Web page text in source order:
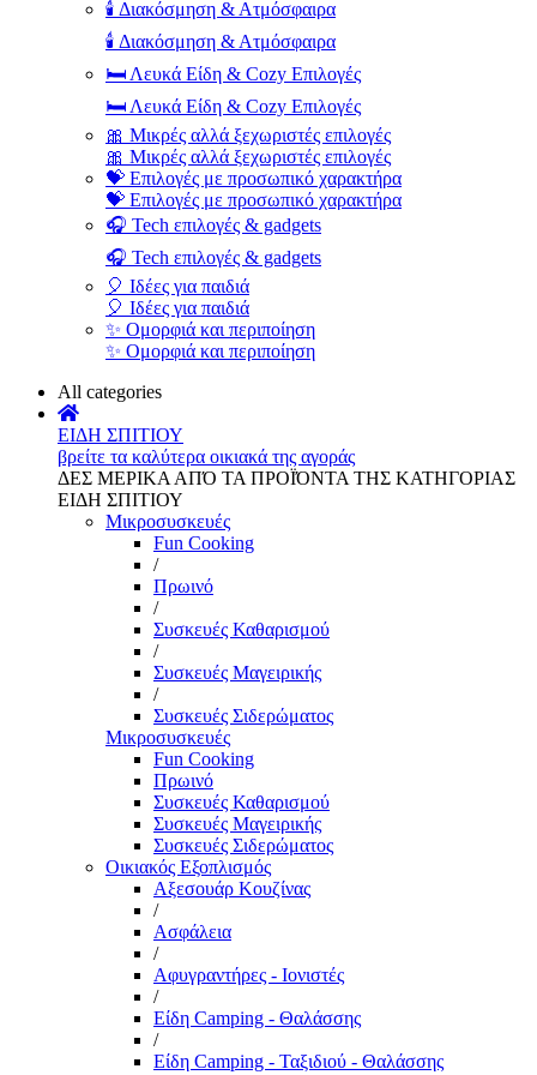
🕯️ Διακόσμηση & Ατμόσφαιρα
🕯️ Διακόσμηση & Ατμόσφαιρα
🛏️ Λευκά Είδη & Cozy Επιλογές
🛏️ Λευκά Είδη & Cozy Επιλογές
🎀 Μικρές αλλά ξεχωριστές επιλογές
🎀 Μικρές αλλά ξεχωριστές επιλογές
💝 Επιλογές με προσωπικό χαρακτήρα
💝 Επιλογές με προσωπικό χαρακτήρα
🎧 Tech επιλογές & gadgets
🎧 Tech επιλογές & gadgets
🎈 Ιδέες για παιδιά
🎈 Ιδέες για παιδιά
✨ Ομορφιά και περιποίηση
✨ Ομορφιά και περιποίηση
All categories
ΕΙΔΗ ΣΠΙΤΙΟΥ
βρείτε τα καλύτερα οικιακά της αγοράς
ΔΕΣ ΜΕΡΙΚΑ ΑΠΌ ΤΑ ΠΡΟΪΌΝΤΑ ΤΗΣ ΚΑΤΗΓΟΡΙΑΣ
ΕΙΔΗ ΣΠΙΤΙΟΥ
Μικροσυσκευές
Fun Cooking
/
Πρωινό
/
Συσκευές Καθαρισμού
/
Συσκευές Μαγειρικής
/
Συσκευές Σιδερώματος
Μικροσυσκευές
Fun Cooking
Πρωινό
Συσκευές Καθαρισμού
Συσκευές Μαγειρικής
Συσκευές Σιδερώματος
Οικιακός Εξοπλισμός
Αξεσουάρ Κουζίνας
/
Ασφάλεια
/
Αφυγραντήρες - Ιονιστές
/
Είδη Camping - Θαλάσσης
/
Είδη Camping - Ταξιδιού - Θαλάσσης